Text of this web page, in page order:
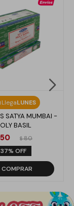
LlegaLUNES
SATYA MUMBAI -
BASIL
50 $ 80
37